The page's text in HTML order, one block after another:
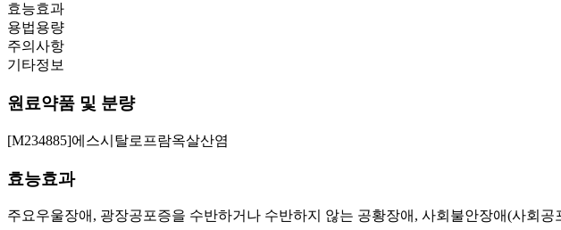
효능효과
용법용량
주의사항
기타정보
원료약품 및 분량
[M234885]에스시탈로프람옥살산염
효능효과
주요우울장애, 광장공포증을 수반하거나 수반하지 않는 공황장애, 사회불안장애(사회공